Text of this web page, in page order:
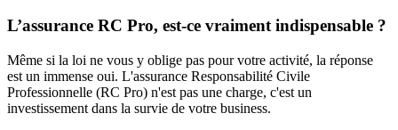
L’assurance RC Pro, est-ce vraiment indispensable ?
Même si la loi ne vous y oblige pas pour votre activité, la réponse
est un immense oui. L'assurance Responsabilité Civile
Professionnelle (RC Pro) n'est pas une charge, c'est un
investissement dans la survie de votre business.